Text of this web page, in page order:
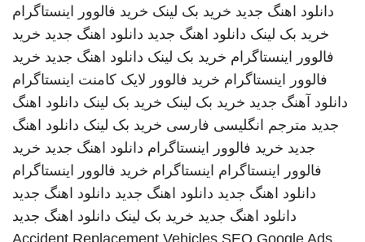
دانلود اهنگ جدید خرید بک لینک خرید فالوور اینستاگرام
خرید بک لینک دانلود اهنگ جدید دانلود اهنگ جدید خرید
فالوور اینستاگرام خرید بک لینک دانلود اهنگ جدید خرید
فالوور اینستاگرام خرید فالوور لایک کامنت اینستاگرام
دانلود آهنگ جدید خرید بک لینک خرید بک لینک دانلود اهنگ
جدید مترجم انگلیسی فارسی خرید بک لینک دانلود اهنگ
جدید خرید فالوور اینستاگرام دانلود اهنگ جدید خرید
فالوور اینستاگرام اینستاگرام خرید فالوور اینستاگرام
دانلود اهنگ جدید دانلود اهنگ جدید دانلود اهنگ جدید
دانلود اهنگ جدید خرید بک لینک دانلود اهنگ جدید
Accident Replacement Vehicles SEO Google Ads